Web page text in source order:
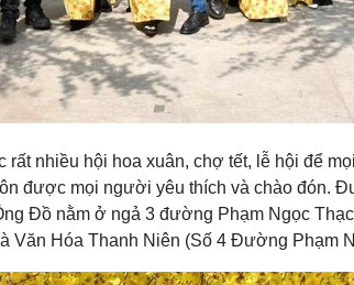
rất nhiều hội hoa xuân, chợ tết, lễ hội để
được mọi người yêu thích và chào đón.
Đồ nằm ở ngả 3 đường Phạm Ngọc
Văn Hóa Thanh Niên (Số 4 Đường Phạm